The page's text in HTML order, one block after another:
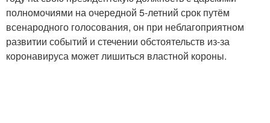
полномочиями на очередной 5-летний срок путём
всенародного голосования, он при неблагоприятном
развитии событий и стечении обстоятельств из-за
коронавируса может лишиться властной короны.